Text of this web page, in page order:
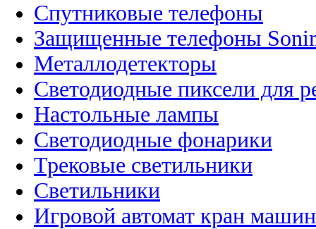
Спутниковые телефоны
Защищенные телефоны
Металлодетекторы
Светодиодные пиксели для
Настольные лампы
Светодиодные фонарики
Трековые светильники
Светильники
Игровой автомат кран